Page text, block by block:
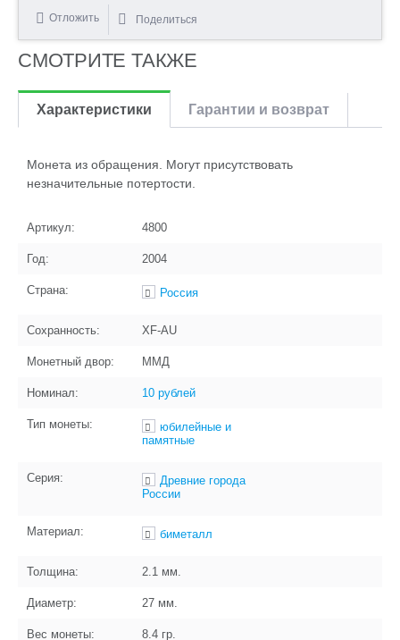
Отложить Поделиться
СМОТРИТЕ ТАКЖЕ
Характеристики Гарантии и возврат
Монета из обращения. Могут присутствовать
незначительные потертости.
Артикул: 4800
Год: 2004
Страна: Россия
Сохранность: XF-AU
Монетный двор: ММД
Номинал: 10 рублей
Тип монеты:
юбилейные и
памятные
Серия:
Древние города
России
Материал: биметалл
Толщина: 2.1 мм.
Диаметр: 27 мм.
Вес монеты: 8.4 гр.